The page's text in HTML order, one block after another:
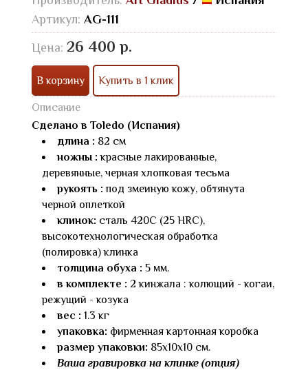
Артикул: AG-111
Цена: 26 400 р.
В корзину Купить в 1 клик
Описание
Сделано в Toledo (Испания)
длина : 82 см
ножны :красные лакированные,
деревянные, черная хлопковая тесьма
рукоять :под змеиную кожу, обтянута
черной оплеткой
клинок: сталь 420С (25 HRC),
высокотехнологическая обработка
(полировка) клинка
толщина обуха : 5 мм.
в комплекте : 2 кинжала : колющий - когаи,
режущий - козука
вес : 1.3 кг
упаковка: фирменная картонная коробка
размер упаковки: 85х10х10 см.
Ваша гравировка на клинке (опция)